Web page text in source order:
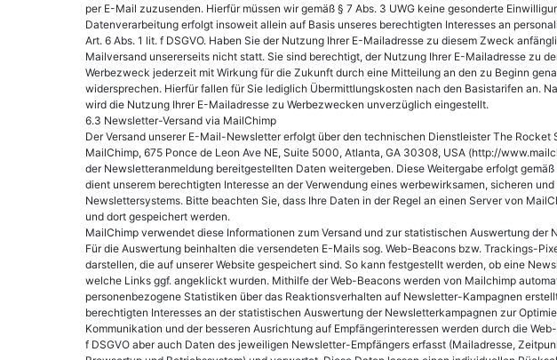
per E-Mail zuzusenden. Hierfür müssen wir gemäß § 7 Abs. 3 UWG keine gesonderte
Datenverarbeitung erfolgt insoweit allein auf Basis unseres berechtigten Interesses an
Art. 6 Abs. 1 lit. f DSGVO. Haben Sie der Nutzung Ihrer E-Mailadresse zu diesem Zweck
Mailversand unsererseits nicht statt. Sie sind berechtigt, der Nutzung Ihrer E-Mailadresse zu
Werbezweck jederzeit mit Wirkung für die Zukunft durch eine Mitteilung an den zu Beginn
widersprechen. Hierfür fallen für Sie lediglich Übermittlungskosten nach den Basistarifen an.
wird die Nutzung Ihrer E-Mailadresse zu Werbezwecken unverzüglich eingestellt.
6.3 Newsletter-Versand via MailChimp
Der Versand unserer E-Mail-Newsletter erfolgt über den technischen Dienstleister The Rocket
MailChimp, 675 Ponce de Leon Ave NE, Suite 5000, Atlanta, GA 30308, USA (http://
der Newsletteranmeldung bereitgestellten Daten weitergeben. Diese Weitergabe erfolgt gemäß
dient unserem berechtigten Interesse an der Verwendung eines werbewirksamen, sicheren
Newslettersystems. Bitte beachten Sie, dass Ihre Daten in der Regel an einen Server von
und dort gespeichert werden.
MailChimp verwendet diese Informationen zum Versand und zur statistischen Auswertung der
Für die Auswertung beinhalten die versendeten E-Mails sog. Web-Beacons bzw. Trackings-
darstellen, die auf unserer Website gespeichert sind. So kann festgestellt werden, ob eine
welche Links ggf. angeklickt wurden. Mithilfe der Web-Beacons werden von Mailchimp
personenbezogene Statistiken über das Reaktionsverhalten auf Newsletter-Kampagnen
berechtigten Interesses an der statistischen Auswertung der Newsletterkampagnen zur
Kommunikation und der besseren Ausrichtung auf Empfängerinteressen werden durch die
f DSGVO aber auch Daten des jeweiligen Newsletter-Empfängers erfasst (Mailadresse,